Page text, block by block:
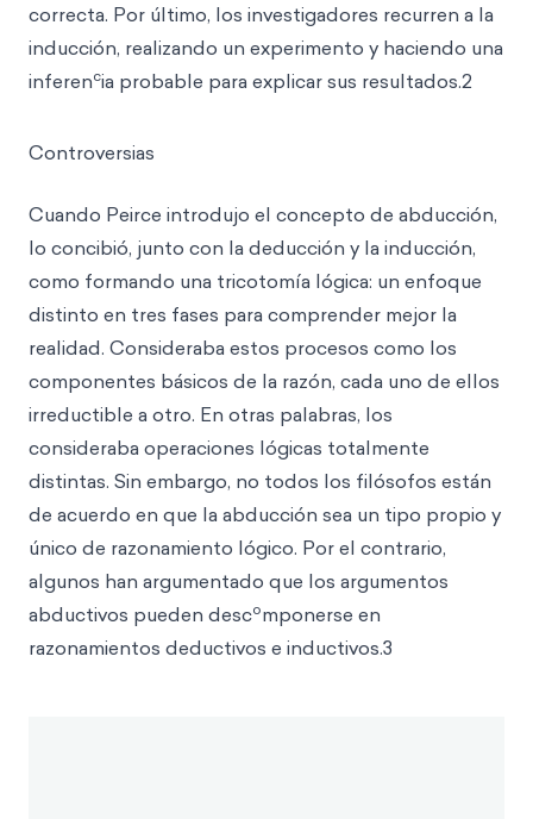
correcta. Por último, los investigadores recurren a la
inducción, realizando un experimento y haciendo una
inferencia probable para explicar sus resultados.2
Controversias
Cuando Peirce introdujo el concepto de abducción,
lo concibió, junto con la deducción y la inducción,
como formando una tricotomía lógica: un enfoque
distinto en tres fases para comprender mejor la
realidad. Consideraba estos procesos como los
componentes básicos de la razón, cada uno de ellos
irreductible a otro. En otras palabras, los
consideraba operaciones lógicas totalmente
distintas. Sin embargo, no todos los filósofos están
de acuerdo en que la abducción sea un tipo propio y
único de razonamiento lógico. Por el contrario,
algunos han argumentado que los argumentos
abductivos pueden descomponerse en
razonamientos deductivos e inductivos.3